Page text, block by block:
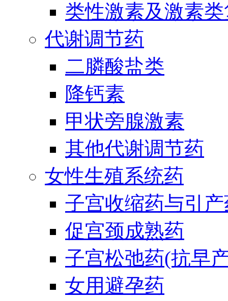
类性激素及激素
代谢调节药
二膦酸盐类
降钙素
甲状旁腺激素
其他代谢调节药
女性生殖系统药
子宫收缩药与引
促宫颈成熟药
子宫松弛药(抗早
女用避孕药